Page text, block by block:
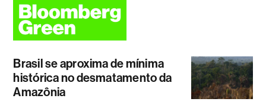
Brasil se aproxima de mínima
histórica no desmatamento da
Amazônia